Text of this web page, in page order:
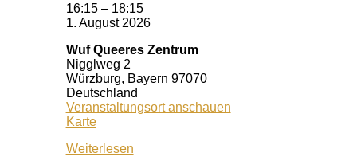
16:15 – 18:15
1. August 2026
Wuf Queeres Zentrum
Nigglweg 2
Würzburg, Bayern 97070
Deutschland
Veranstaltungsort anschauen
KarteWuf
Zentrum
Weiterlesen